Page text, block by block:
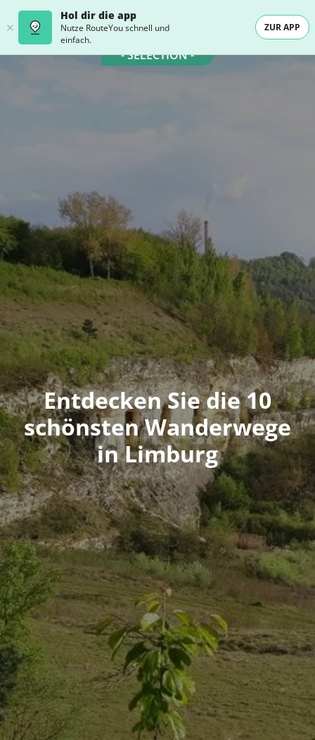
Hol dir die app
Nutze RouteYou schnell und
einfach.
ZUR APP
- SELECTION -
Entdecken Sie die 10
schönsten Wanderwege
in Limburg